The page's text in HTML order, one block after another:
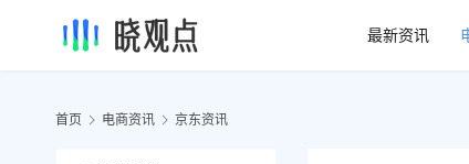
最新资讯
首页 电商资讯 京东资讯